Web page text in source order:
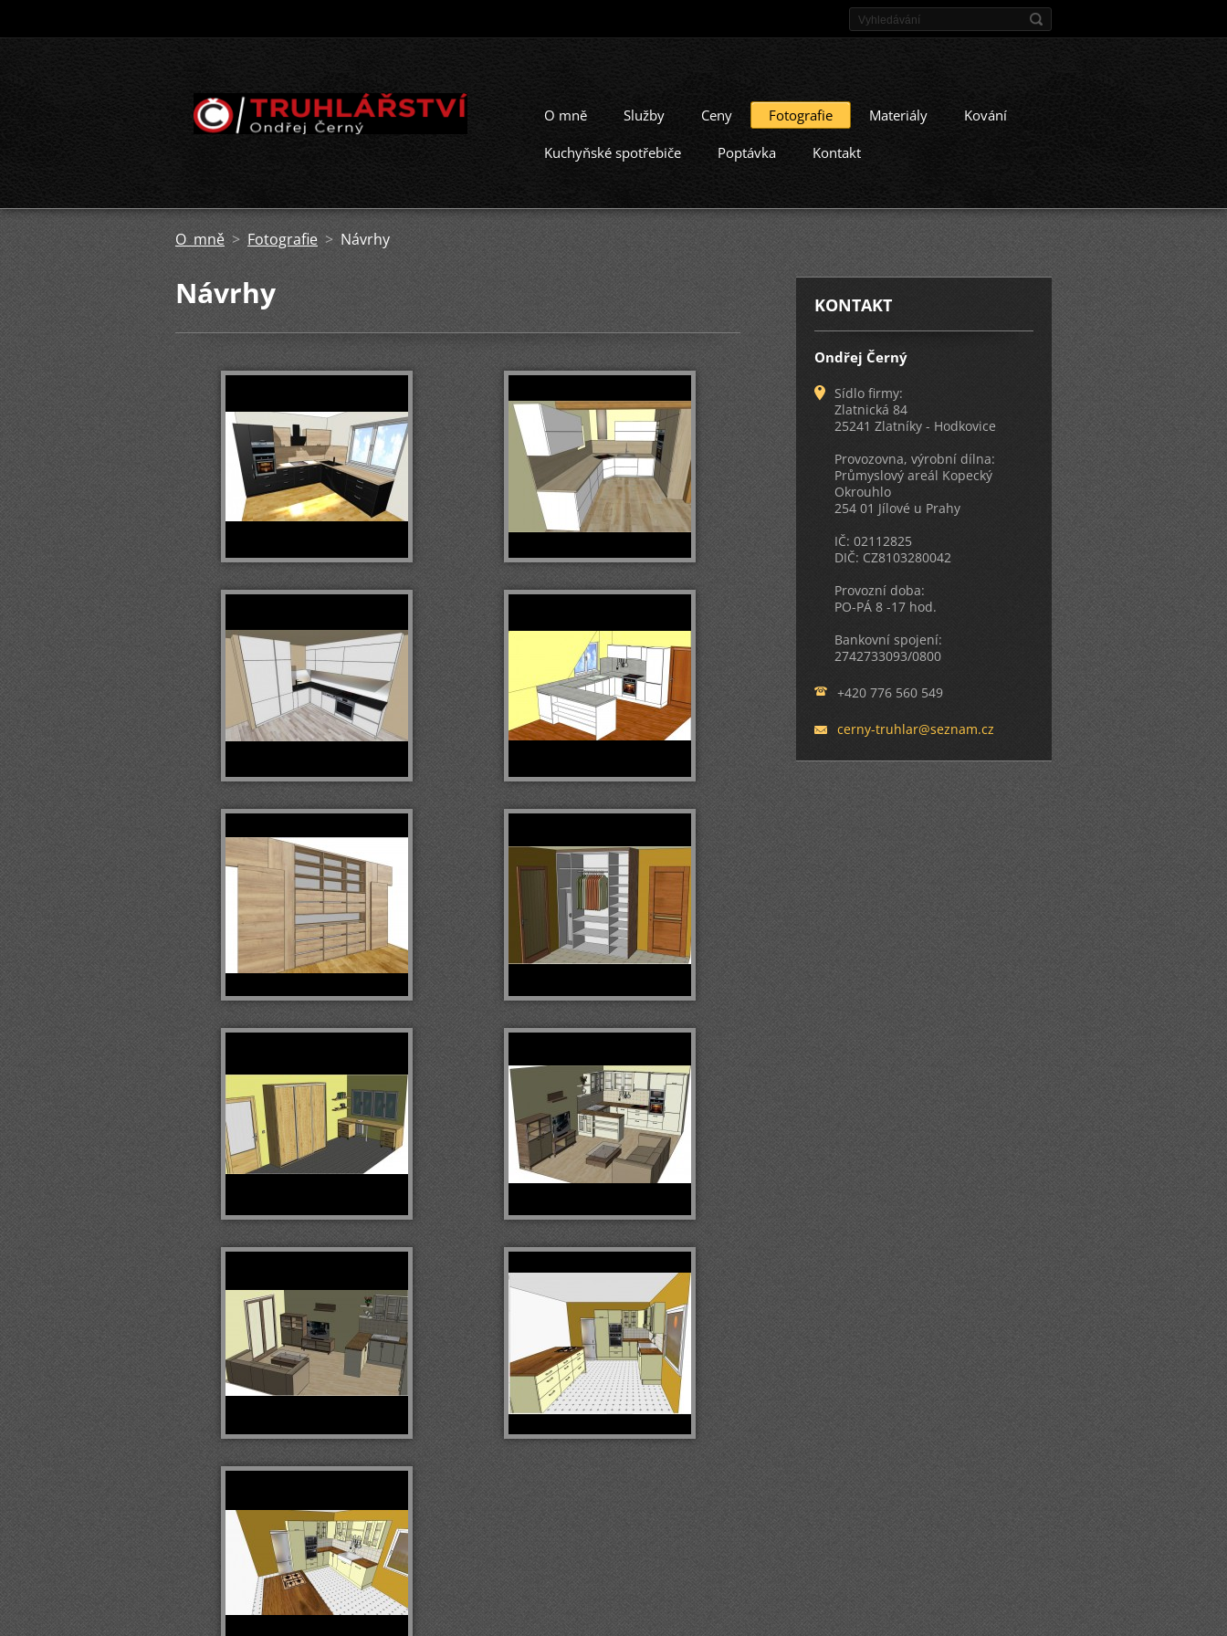
O mně Služby Ceny Fotografie Materiály Kování
Kuchyňské spotřebiče Poptávka Kontakt
O mně > Fotografie > Návrhy
Návrhy KONTAKT
Ondřej Černý
Sídlo firmy:
Zlatnická 84
25241 Zlatníky - Hodkovice
Provozovna, výrobní dílna:
Průmyslový areál Kopecký
Okrouhlo
254 01 Jílové u Prahy
IČ: 02112825
DIČ: CZ8103280042
Provozní doba:
PO-PÁ 8 -17 hod.
Bankovní spojení:
2742733093/0800
+420 776 560 549
cerny-truhlar@seznam.cz